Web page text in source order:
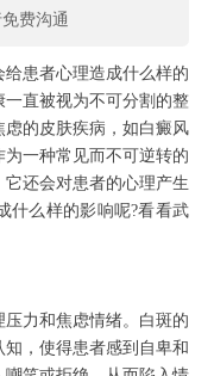
费沟通
患者心理造成什么样的
直被视为不可分割的整
的皮肤疾病，如白癜风
一种常见而不可逆转的
还会对患者的心理产生
什么样的影响呢?看看武
力和焦虑情绪。白斑的
，使得患者感到自卑和